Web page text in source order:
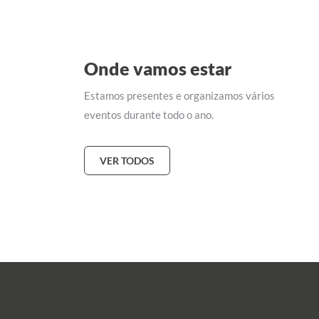
Onde vamos estar
Estamos presentes e organizamos vários
eventos durante todo o ano.
VER TODOS